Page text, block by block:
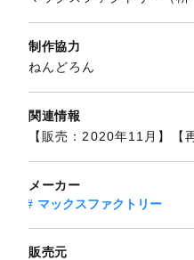
制作協力
ねんどろん
関連情報
【販売：2020年11月】【
メーカー
マックスファクトリー
販売元